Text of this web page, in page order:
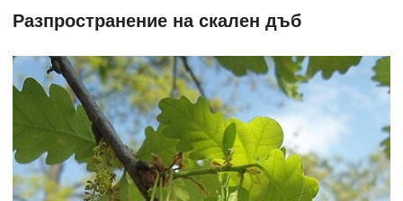
Разпространение на скален дъб